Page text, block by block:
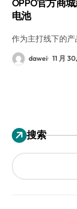
OPPO官方商
电池
作为主打线下的
dawei 11 月
搜索